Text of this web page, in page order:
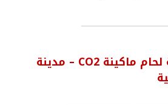
وظيفة لحام ماكينة CO2 – مدينة